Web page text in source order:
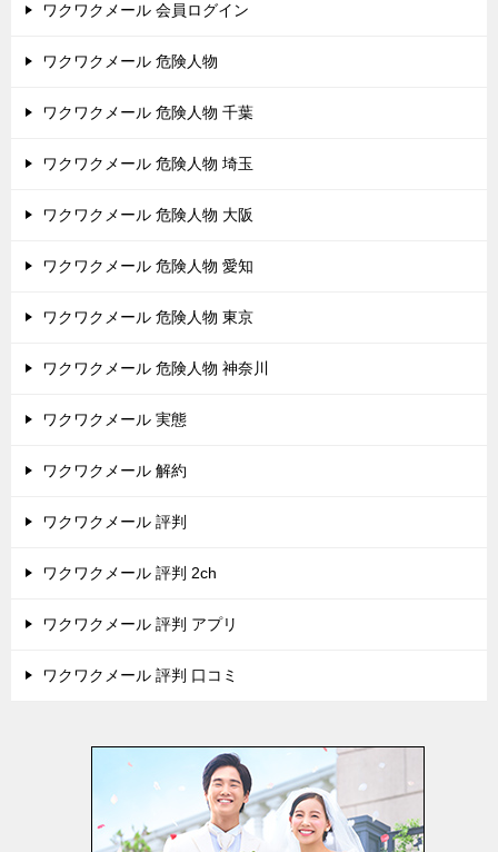
ワクワクメール 会員ログイン
ワクワクメール 危険人物
ワクワクメール 危険人物 千葉
ワクワクメール 危険人物 埼玉
ワクワクメール 危険人物 大阪
ワクワクメール 危険人物 愛知
ワクワクメール 危険人物 東京
ワクワクメール 危険人物 神奈川
ワクワクメール 実態
ワクワクメール 解約
ワクワクメール 評判
ワクワクメール 評判 2ch
ワクワクメール 評判 アプリ
ワクワクメール 評判 口コミ